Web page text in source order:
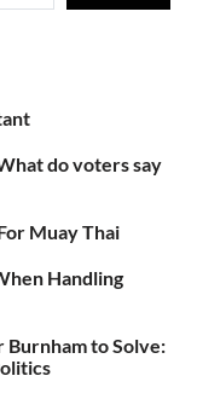
do voters say
Muay Thai
Handling
Burnham to Solve: